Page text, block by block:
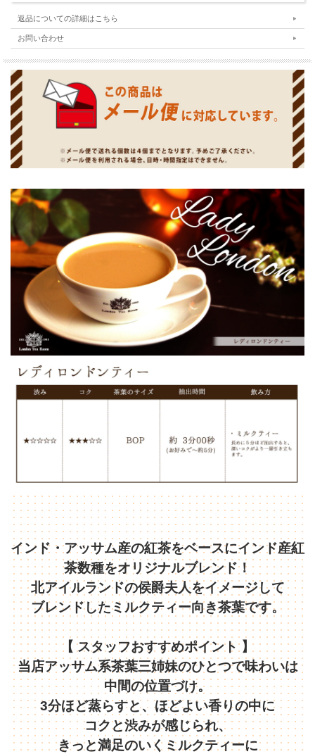
返品についての詳細はこちら
お問い合わせ
インド・アッサム産の紅茶をベースにインド産紅
茶数種をオリジナルブレンド！
北アイルランドの侯爵夫人をイメージして
ブレンドしたミルクティー向き茶葉です。
【 スタッフおすすめポイント 】
当店アッサム系茶葉三姉妹のひとつで味わいは
中間の位置づけ。
3分ほど蒸らすと、ほどよい香りの中に
コクと渋みが感じられ、
きっと満足のいくミルクティーに